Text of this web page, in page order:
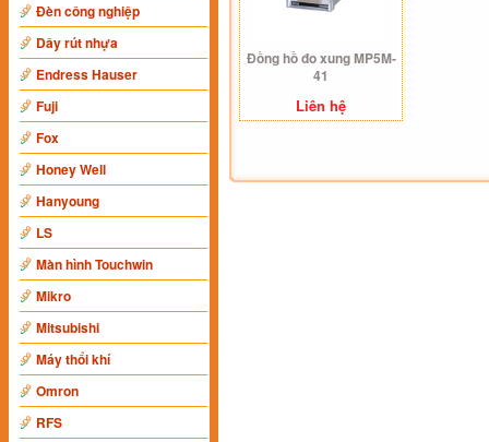
Đèn công nghiệp
Dây rút nhựa
Endress Hauser
Fuji
Fox
Honey Well
Hanyoung
LS
Màn hình Touchwin
Mikro
Mitsubishi
Máy thổi khí
Omron
RFS
Đồng hồ đo xung MP5M-
41
Liên hệ